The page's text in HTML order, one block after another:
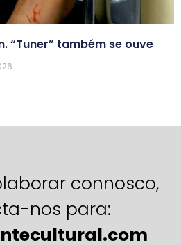
“Tuner” também se ouve
connosco,
nos para: